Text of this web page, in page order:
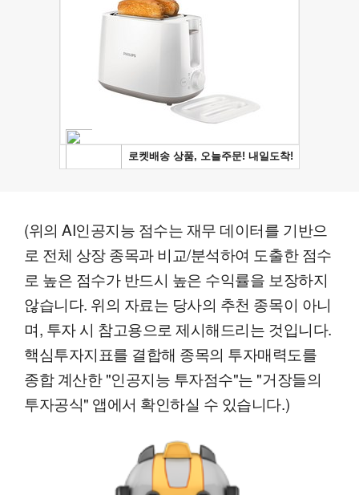
(위의 AI인공지능 점수는 재무 데이터를 기반으
로 전체 상장 종목과 비교/분석하여 도출한 점수
로 높은 점수가 반드시 높은 수익률을 보장하지
않습니다. 위의 자료는 당사의 추천 종목이 아니
며, 투자 시 참고용으로 제시해드리는 것입니다.
핵심투자지표를 결합해 종목의 투자매력도를
종합 계산한 "인공지능 투자점수"는 "거장들의
투자공식" 앱에서 확인하실 수 있습니다.)